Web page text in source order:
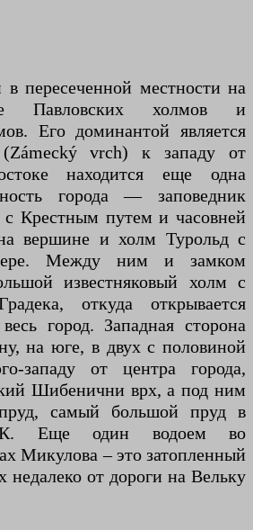
в пересеченной местности на
Павловских холмов и
Его доминантой является
vrch) к западу от
находится еще одна
города — заповедник
с Крестным путем и часовней
вершине и холм Турольд с
Между ним и замком
известняковый холм с
откуда открывается
город. Западная сторона
на юге, в двух с половиной
западу от центра города,
Шибенични врх, а под ним
самый большой пруд в
Еще один водоем во
Микулова – это затопленный
недалеко от дороги на Вельку